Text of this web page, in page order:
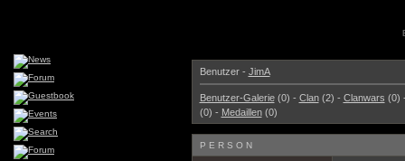
Benutzer - JimA
Benutzer-Galerie(0) - Clan(2) - Clanwars (0)
(0) - Medaillen(0)
PERSON